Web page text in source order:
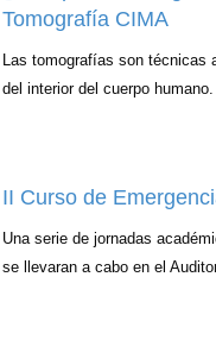
Tomografía CIMA
Las tomografías son técnicas
del interior del cuerpo
II Curso de
Una serie de jornadas
se llevaran a cabo en el